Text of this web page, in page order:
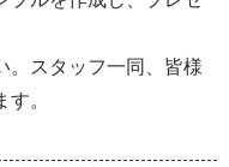
。スタッフ一同、皆様
。